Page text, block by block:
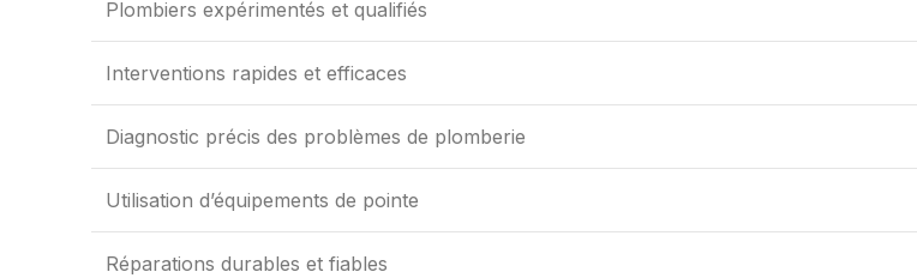
Plombiers expérimentés et qualifiés
Interventions rapides et efficaces
Diagnostic précis des problèmes de plomberie
Utilisation d’équipements de pointe
Réparations durables et fiables